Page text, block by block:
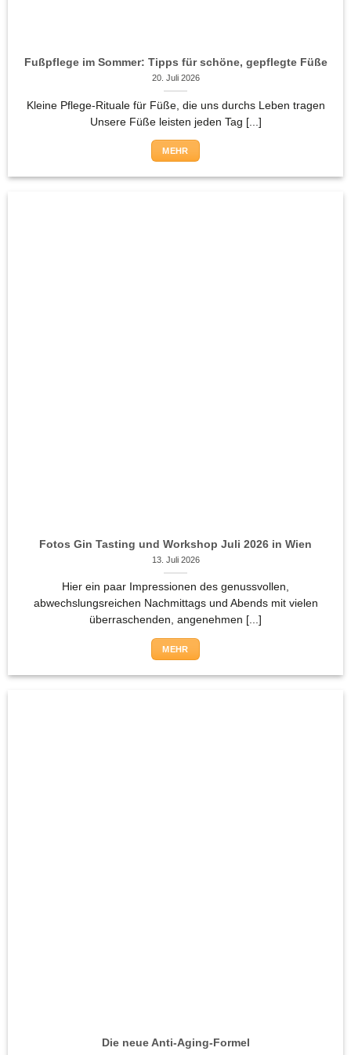
Fußpflege im Sommer: Tipps für schöne, gepflegte Füße
20. Juli 2026
Kleine Pflege-Rituale für Füße, die uns durchs Leben tragen
Unsere Füße leisten jeden Tag [...]
MEHR
Fotos Gin Tasting und Workshop Juli 2026 in Wien
13. Juli 2026
Hier ein paar Impressionen des genussvollen,
abwechslungsreichen Nachmittags und Abends mit vielen
überraschenden, angenehmen [...]
MEHR
Die neue Anti-Aging-Formel